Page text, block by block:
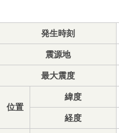
発生時刻
震源地
最大震度
位置
緯度
経度